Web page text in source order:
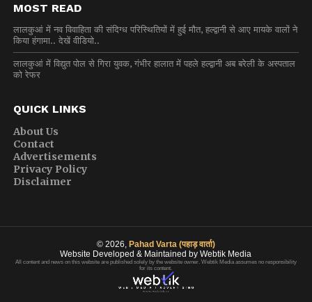
MOST READ
लालकुआं में नव विवाहिता की संदिग्ध परिस्थितियों में हुई मौत, हल्द्वानी से आए मायके वालों ने
किया हंगामा.. देखें वीडियो..
लालकुआं में विद्युत पोल से गिरा युवक, गंभीर हालात में पहले हल्द्वानी अब बरेली के अस्पताल
को रेफर
QUICK LINKS
About Us
Contact
Advertisements
Privacy Policy
Disclaimer
© 2026, Pahad Varta (पहाड़ वार्ता)
Website Developed & Maintained by Webtik Media
All content and news on this website are published solely by the website owner. Webtik Media assumes no responsibility
for its content.